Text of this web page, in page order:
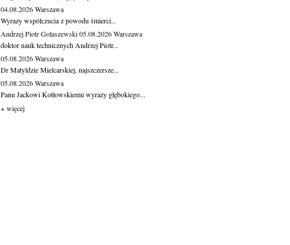
04.08.2026Warszawa
Wyrazy współczucia z powodu śmierci...
Andrzej Piotr Gołaszewski05.08.2026Warszawa
doktor nauk technicznych Andrzej Piotr...
05.08.2026Warszawa
Dr Matyldzie Mielcarskiej, najszczersze...
05.08.2026Warszawa
Panu Jackowi Kotłowskiemu wyrazy głębokiego...
+ więcej